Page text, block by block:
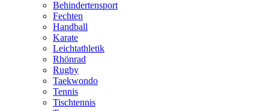
Behindertensport
Fechten
Handball
Karate
Leichtathletik
Rhönrad
Rugby
Taekwondo
Tennis
Tischtennis